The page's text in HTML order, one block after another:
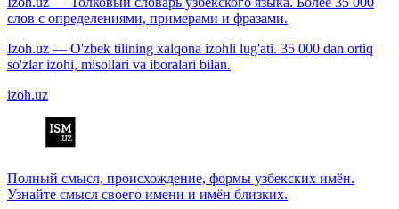
слов с определениями, примерами и фразами.
Izoh.uz — O'zbek tilining xalqona izohli lug'ati. 35 000 dan ortiq
so'zlar izohi, misollari va iboralari bilan.
izoh.uz
Полный смысл, происхождение, формы узбекских имён.
Узнайте смысл своего имени и имён близких.